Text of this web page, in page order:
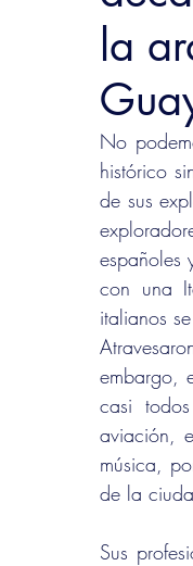
la
No
histórico
de sus
españoles
con una
italianos
embargo,
casi
aviación,
música,
de la
Sus